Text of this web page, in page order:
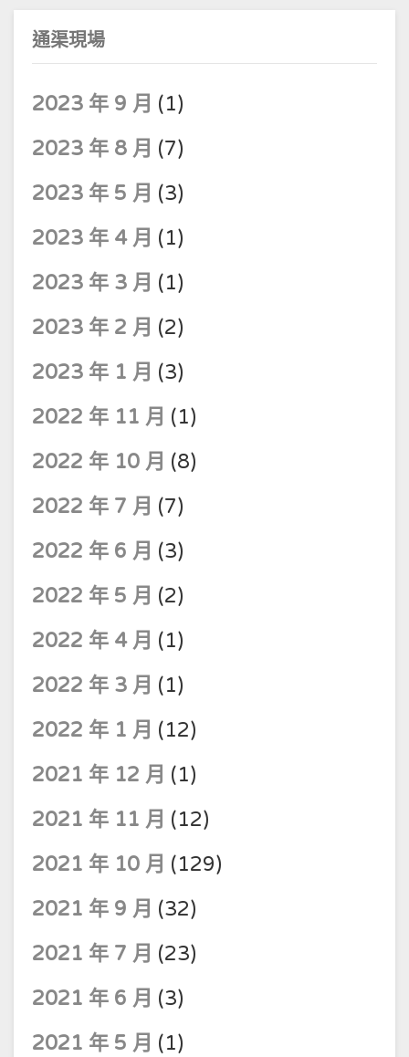
通渠現場
2023 年 9 月 (1)
2023 年 8 月 (7)
2023 年 5 月 (3)
2023 年 4 月 (1)
2023 年 3 月 (1)
2023 年 2 月 (2)
2023 年 1 月 (3)
2022 年 11 月 (1)
2022 年 10 月 (8)
2022 年 7 月 (7)
2022 年 6 月 (3)
2022 年 5 月 (2)
2022 年 4 月 (1)
2022 年 3 月 (1)
2022 年 1 月 (12)
2021 年 12 月 (1)
2021 年 11 月 (12)
2021 年 10 月 (129)
2021 年 9 月 (32)
2021 年 7 月 (23)
2021 年 6 月 (3)
2021 年 5 月 (1)